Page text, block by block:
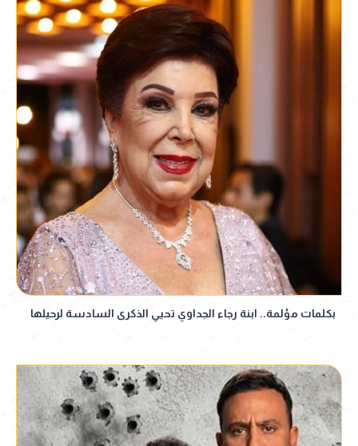
بكلمات مؤلمة.. ابنة رجاء الجداوي تحيي الذكرى السادسة لرحيلها